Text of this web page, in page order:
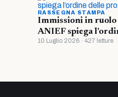
RASSEGNA STAMPA
Immissioni in ruolo
ANIEF spiega
10 Luglio 2026 · 427 letture